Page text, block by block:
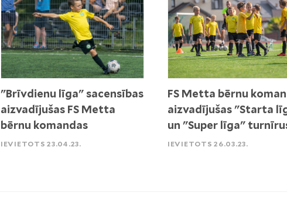
"Brīvdienu līga" sacensības
aizvadījušas FS Metta
bērnu komandas
IEVIETOTS 23.04.23.
FS Metta bērnu
aizvadījušas "Starta
un "Super līga"
IEVIETOTS 26.03.23.